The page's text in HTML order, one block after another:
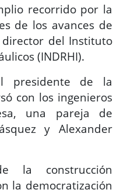
recorrido por la
de los avances de
del Instituto
(INDRHI).
presidente de la
con los ingenieros
una pareja de
y Alexander
la construcción
la democratización